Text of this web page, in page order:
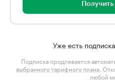
Уже есть
Подписка продлевается
выбранного тарифного плана .
любой